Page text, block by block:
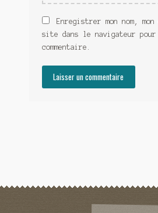
Enregistrer mon nom,
site dans le navigateur pour
commentaire.